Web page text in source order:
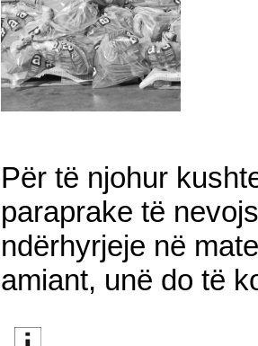
Për të njohur
paraprake të
ndërhyrjeje në
amiant, unë do të